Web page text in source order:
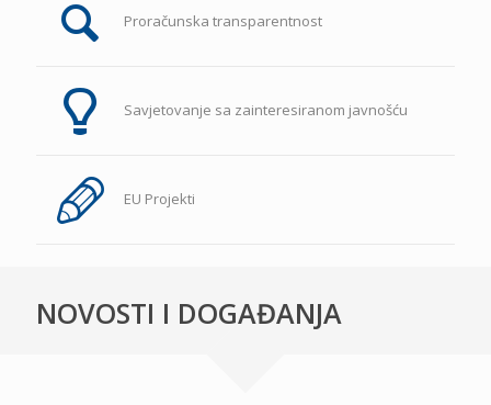
Proračunska transparentnost
Savjetovanje sa zainteresiranom javnošću
EU Projekti
NOVOSTI I DOGAĐANJA